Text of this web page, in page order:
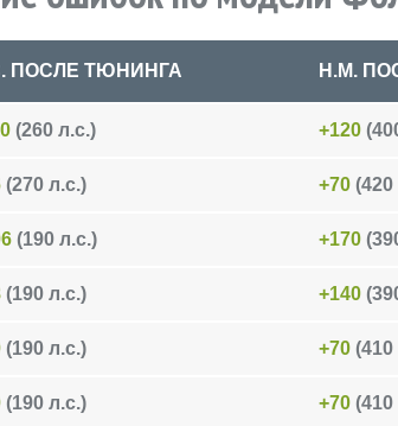
ПОСЛЕ ТЮНИНГА Н.М.
(260 л.с.) +120
(270 л.с.) +70
(190 л.с.) +170
(190 л.с.) +140
(190 л.с.) +70
(190 л.с.) +70